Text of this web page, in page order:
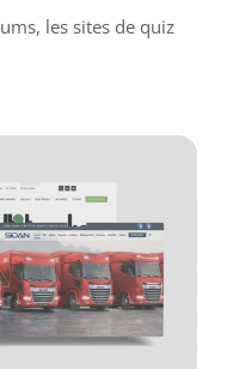
les sites de quiz